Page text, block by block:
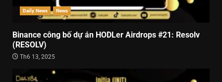
Daily News News
Binance công bố dự án HODLer Airdrops #21: Resolv
(RESOLV)
Th6 13, 2025